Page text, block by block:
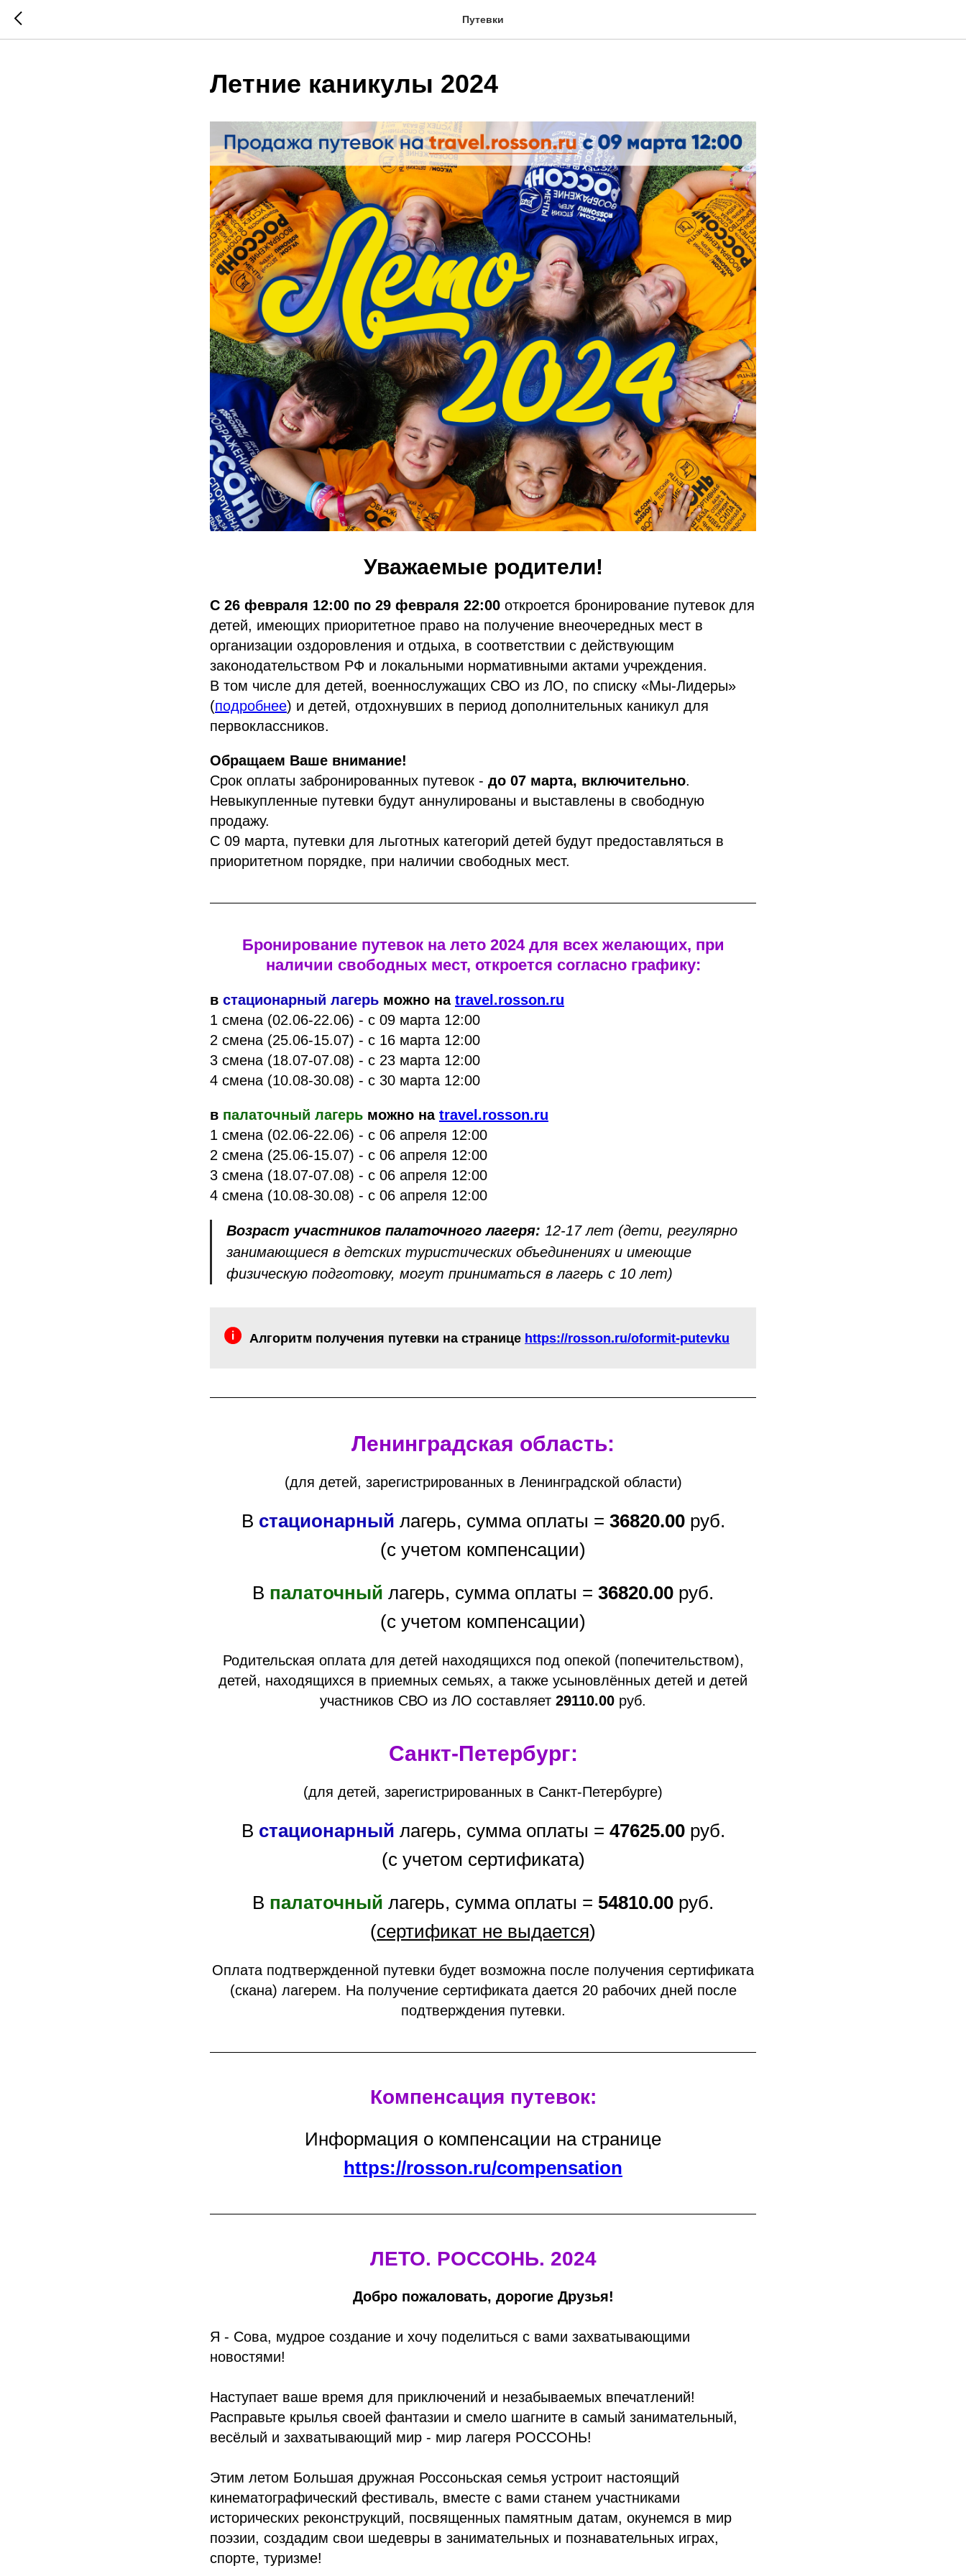
Путевки
Летние каникулы 2024
Уважаемые родители!
С 26 февраля 12:00 по 29 февраля 22:00 откроется бронирование путевок для
детей, имеющих приоритетное право на получение внеочередных мест в
организации оздоровления и отдыха, в соответствии с действующим
законодательством РФ и локальными нормативными актами учреждения.
В том числе для детей, военнослужащих СВО из ЛО, по списку «Мы-Лидеры»
(подробнее) и детей, отдохнувших в период дополнительных каникул для
первоклассников.
Обращаем Ваше внимание!
Срок оплаты забронированных путевок - до 07 марта, включительно.
Невыкупленные путевки будут аннулированы и выставлены в свободную
продажу.
С 09 марта, путевки для льготных категорий детей будут предоставляться в
приоритетном порядке, при наличии свободных мест.
Бронирование путевок на лето 2024 для всех желающих, при
наличии свободных мест, откроется согласно графику:
в стационарный лагерь можно на travel.rosson.ru
1 смена (02.06-22.06) - с 09 марта 12:00
2 смена (25.06-15.07) - с 16 марта 12:00
3 смена (18.07-07.08) - с 23 марта 12:00
4 смена (10.08-30.08) - с 30 марта 12:00
в палаточный лагерь можно на travel.rosson.ru
1 смена (02.06-22.06) - с 06 апреля 12:00
2 смена (25.06-15.07) - с 06 апреля 12:00
3 смена (18.07-07.08) - с 06 апреля 12:00
4 смена (10.08-30.08) - с 06 апреля 12:00
Возраст участников палаточного лагеря: 12-17 лет (дети, регулярно
занимающиеся в детских туристических объединениях и имеющие
физическую подготовку, могут приниматься в лагерь с 10 лет)
Алгоритм получения путевки на странице https://rosson.ru/oformit-putevku
Ленинградская область:
(для детей, зарегистрированных в Ленинградской области)
В стационарный лагерь, сумма оплаты = 36820.00руб.
(с учетом компенсации)
В палаточный лагерь, сумма оплаты = 36820.00 руб.
(с учетом компенсации)
Родительская оплата для детей находящихся под опекой (попечительством),
детей, находящихся в приемных семьях, а также усыновлённых детей и детей
участников СВО из ЛО составляет 29110.00 руб.
Санкт-Петербург:
(для детей, зарегистрированных в Санкт-Петербурге)
В стационарный лагерь, сумма оплаты = 47625.00руб.
(с учетом сертификата)
В палаточный лагерь, сумма оплаты = 54810.00 руб.
(сертификат не выдается)
Оплата подтвержденной путевки будет возможна после получения сертификата
(скана) лагерем. На получение сертификата дается 20 рабочих дней после
подтверждения путевки.
Компенсация путевок:
Информация о компенсации на странице
https://rosson.ru/compensation
ЛЕТО. РОССОНЬ. 2024
Добро пожаловать, дорогие Друзья!
Я - Сова, мудрое создание и хочу поделиться с вами захватывающими
новостями!
Наступает ваше время для приключений и незабываемых впечатлений!
Расправьте крылья своей фантазии и смело шагните в самый занимательный,
весёлый и захватывающий мир - мир лагеря РОССОНЬ!
Этим летом Большая дружная Россоньская семья устроит настоящий
кинематографический фестиваль, вместе с вами станем участниками
исторических реконструкций, посвященных памятным датам, окунемся в мир
поэзии, создадим свои шедевры в занимательных и познавательных играх,
спорте, туризме!